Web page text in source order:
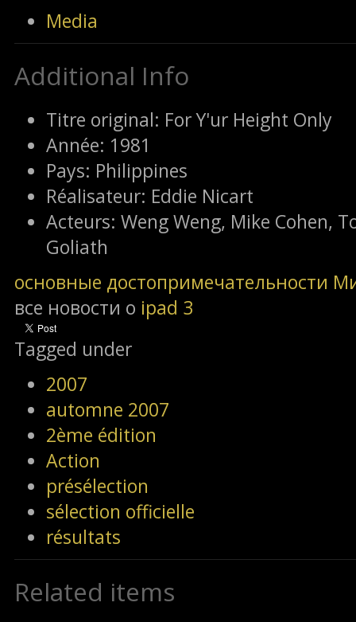
Media
Additional Info
Titre original: For Y'ur Height Only
Année: 1981
Pays: Philippines
Réalisateur: Eddie Nicart
Acteurs: Weng Weng, Mike Cohen,
Goliath
основные достопримечательности
все новости о ipad 3
Tagged under
2007
automne 2007
2ème édition
Action
présélection
sélection officielle
résultats
Related items